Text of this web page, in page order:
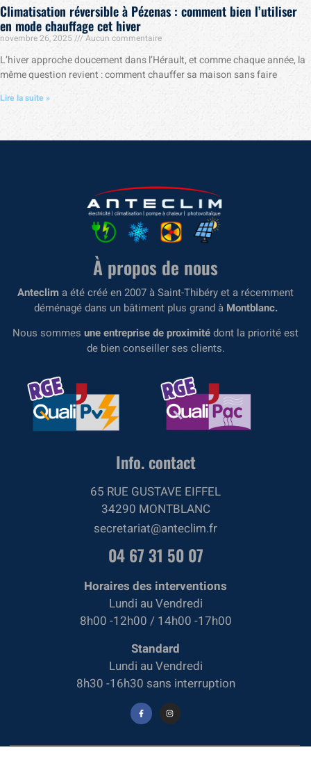
Climatisation réversible à Pézenas : comment bien l’utiliser
en mode chauffage cet hiver
novembre 26, 2025 Aucun commentaire
L’hiver approche doucement dans l’Hérault, et comme chaque année, la
même question revient : comment chauffer sa maison sans faire
Lire la suite »
À propos de nous
Anteclim a été créé en 2007 à Saint-Thibéry et a récemment
déménagé dans un bâtiment plus grand à Montblanc.
Nous sommes une entreprise de proximitédont la priorité est
de bien conseiller ses clients.
Info. contact
65 RUE GUSTAVE EIFFEL
34290 MONTBLANC
secretariat@anteclim.fr
04 67 31 50 07
Horaires des interventions
Lundi au Vendredi
8h00 -12h00 / 14h00 -17h00
Standard
Lundi au Vendredi
8h30 -16h30 sans interruption